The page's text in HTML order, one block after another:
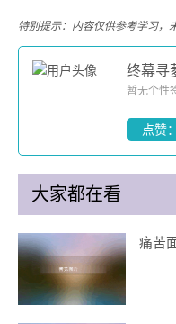
特别提示：内容仅供参考学习，
终幕寻
暂无个性
点赞
大家都在看
痛苦